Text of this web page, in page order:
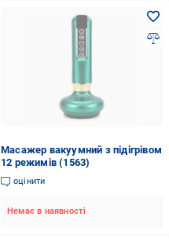
Масажер вакуумний з підігрівом
12 режимів (1563)
оцінити
Немає в наявності